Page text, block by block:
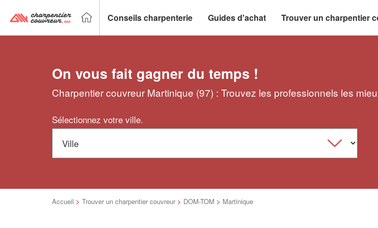
Conseils charpenterie Guides d'achat Trouver un charpentier
On vous fait gagner du temps !
Charpentier couvreur Martinique (97) : Trouvez les professionnels les
Sélectionnez votre ville.
Accueil > Trouver un charpentier couvreur > DOM-TOM > Martinique